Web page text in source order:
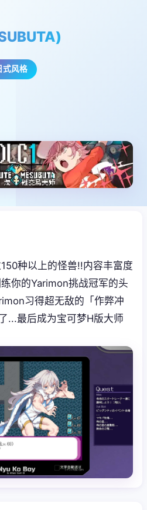
式风格
种以上的怪兽!!内容丰富度
你的Yarimon挑战冠军的头
习得超无敌的「作弊冲
...最后成为宝可梦H版大师